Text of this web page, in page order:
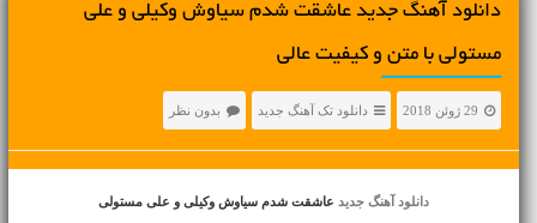
دانلود آهنگ جديد عاشقت شدم سیاوش وکیلی و علی
مستولی با متن و کیفیت عالی
29 ژوئن 2018 دانلود تک آهنگ جدید بدون نظر
دانلود آهنگ جدید عاشقت شدم سیاوش وکیلی و علی مستولی